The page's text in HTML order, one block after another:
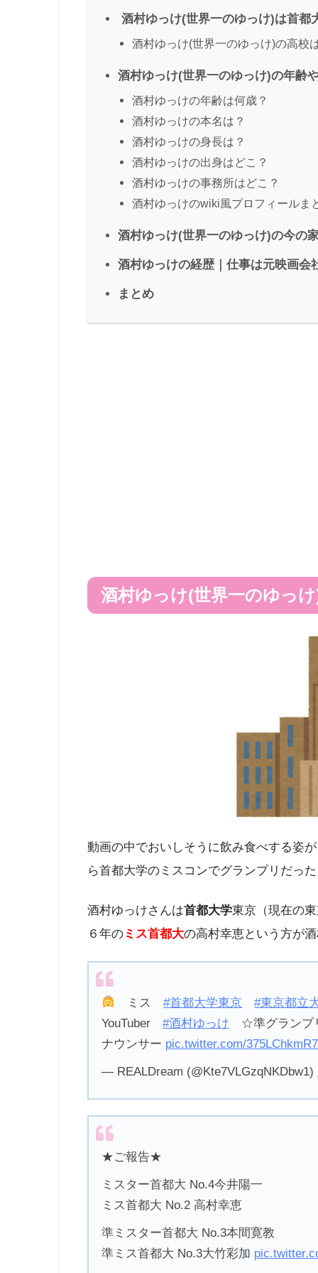
酒村ゆっけ(世界一のゆっけ)は首都
酒村ゆっけ(世界一のゆっけ)の高校
酒村ゆっけ(世界一のゆっけ)の年齢
酒村ゆっけの年齢は何歳？
酒村ゆっけの本名は？
酒村ゆっけの身長は？
酒村ゆっけの出身はどこ？
酒村ゆっけの事務所はどこ？
酒村ゆっけのwiki風プロフィールま
酒村ゆっけ(世界一のゆっけ)の今の
酒村ゆっけの経歴｜仕事は元映画会
まとめ
酒村ゆっけ(世界一のゆっ
動画の中でおいしそうに飲み食べする姿
ら首都大学のミスコンでグランプリだった
酒村ゆっけさんは首都大学東京（現在の
６年の ミス首都大の高村幸恵という方が
ミス#首都大学東京
#東京都立
YouTuber #酒村ゆっけ ☆準グラン
ナウンサー pic.twitter.com/375LChkmR7
— REALDream (@Kte7VLGzqNKDbw1)
★ご報告★
ミスター首都大 No.4今井陽一
ミス首都大 No.2 高村幸恵
準ミスター首都大 No.3本間寛教
準ミス首都大 No.3大竹彩加